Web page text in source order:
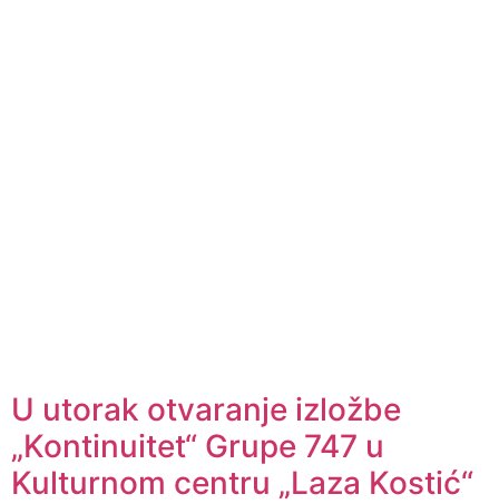
U utorak otvaranje izložbe
„Kontinuitet“ Grupe 747 u
Kulturnom centru „Laza Kostić“